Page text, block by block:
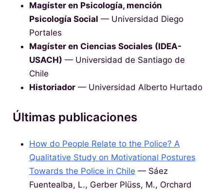
Magíster en Psicología, mención
Psicología Social — Universidad Diego
Portales
Magíster en Ciencias Sociales (IDEA-
USACH) — Universidad de Santiago de
Chile
Historiador— Universidad Alberto Hurtado
Últimas publicaciones
How do People Relate to the Police? A
Qualitative Study on Motivational Postures
Towards the Police in Chile — Sáez
Fuentealba, L., Gerber Plüss, M., Orchard